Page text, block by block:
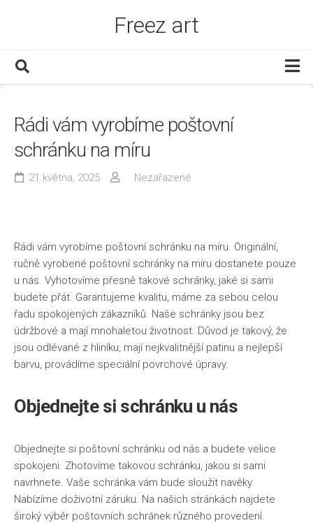
Freez art
Dům a byt
Finance
Muži
Zábava
Zboží
Zdraví
Životní styl
Rádi vám vyrobíme poštovní
schránku na míru
21 května, 2025 Nezařazené
Rádi vám vyrobíme poštovní schránku na míru. Originální,
ručně vyrobené poštovní schránky na míru dostanete pouze
u nás. Vyhotovíme přesně takové schránky, jaké si sami
budete přát. Garantujeme kvalitu, máme za sebou celou
řadu spokojených zákazníků. Naše schránky jsou bez
údržbové a mají mnohaletou životnost. Důvod je takový, že
jsou odlévané z hliníku, mají nejkvalitnější patinu a nejlepší
barvu, provádíme speciální povrchové úpravy.
Objednejte si schránku u nás
Objednejte si poštovní schránku od nás a budete velice
spokojeni. Zhotovíme takovou schránku, jakou si sami
navrhnete. Vaše schránka vám bude sloužit navěky.
Nabízíme doživotní záruku. Na našich stránkách najdete
široký výběr poštovních schránek různého provedení.